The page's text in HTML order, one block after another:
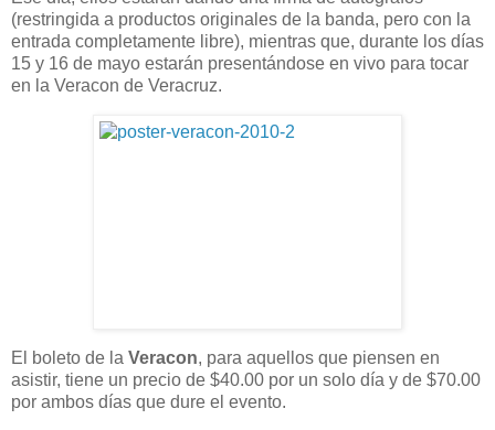
(restringida a productos originales de la banda, pero con la
entrada completamente libre), mientras que, durante los días
15 y 16 de mayo estarán presentándose en vivo para tocar
en la Veracon de Veracruz.
El boleto de la Veracon, para aquellos que piensen en
asistir, tiene un precio de $40.00 por un solo día y de $70.00
por ambos días que dure el evento.